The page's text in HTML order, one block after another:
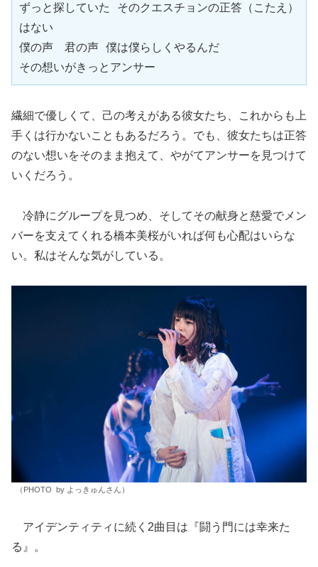
ずっと探していた そのクエスチョンの正答（こたえ）
はない
僕の声　君の声 僕は僕らしくやるんだ
その想いがきっとアンサー
繊細で優しくて、己の考えがある彼女たち、これからも上
手くは行かないこともあるだろう。でも、彼女たちは正答
のない想いをそのまま抱えて、やがてアンサーを見つけて
いくだろう。
冷静にグループを見つめ、そしてその献身と慈愛でメン
バーを支えてくれる橋本美桜がいれば何も心配はいらな
い。私はそんな気がしている。
（PHOTO by よっきゅんさん）
アイデンティティに続く2曲目は『闘う門には幸来た
る』。